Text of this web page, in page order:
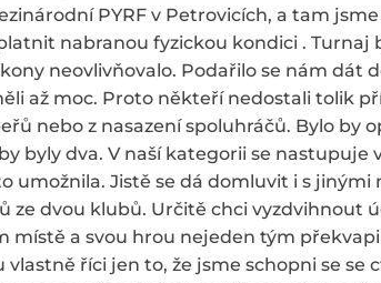
PYRF v Petrovicích, a tam
nabranou fyzickou kondici . Turnaj
neovlivňovalo. Podařilo se nám dát
až moc. Proto někteří nedostali tolik
nebo z nasazení spoluhráčů. Bylo by
byly dva. V naší kategorii se nastupuje
umožnila. Jistě se dá domluvit i s
ze dvou klubů. Určitě chci vyzdvihnout
místě a svou hrou nejeden tým
říci jen to, že jsme schopni se se